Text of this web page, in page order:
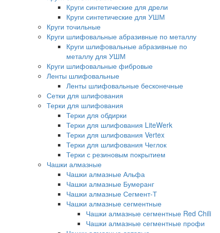
Круги синтетические для дрели
Круги синтетические для УШМ
Круги точильные
Круги шлифовальные абразивные по металлу
Круги шлифовальные абразивные по
металлу для УШМ
Круги шлифовальные фибровые
Ленты шлифовальные
Ленты шлифовальные бесконечные
Сетки для шлифования
Терки для шлифования
Терки для обдирки
Терки для шлифования LiteWerk
Терки для шлифования Vertex
Терки для шлифования Чеглок
Терки с резиновым покрытием
Чашки алмазные
Чашки алмазные Альфа
Чашки алмазные Бумеранг
Чашки алмазные Сегмент-Т
Чашки алмазные сегментные
Чашки алмазные сегментные Red Chili
Чашки алмазные сегментные профи